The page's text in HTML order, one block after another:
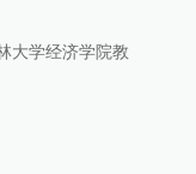
大学经济学院教